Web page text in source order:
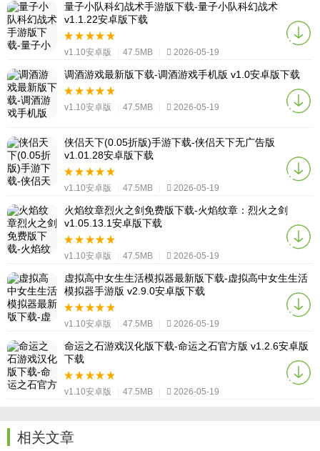
量子小队科幻战术手游版下载-量子小队科幻战术
v1.1.22安卓版下载
v1.10安卓版 47.5MB 2026-05-19
调酒游戏最新版下载-调酒游戏手机版 v1.0安卓版下载
v1.10安卓版 47.5MB 2026-05-19
侠侣天下(0.05折版)手游下载-侠侣天下无广告版
v1.01.28安卓版下载
v1.10安卓版 47.5MB 2026-05-19
火焰纹章烈火之剑免费版下载-火焰纹章：烈火之剑
v1.05.13.1安卓版下载
v1.10安卓版 47.5MB 2026-05-19
虚拟高中女生生活模拟器最新版下载-虚拟高中女生生活
模拟器手游版 v2.9.0安卓版下载
v1.10安卓版 47.5MB 2026-05-19
命运之石游戏汉化版下载-命运之石官方版 v1.2.6安卓版
下载
v1.10安卓版 47.5MB 2026-05-19
相关文章